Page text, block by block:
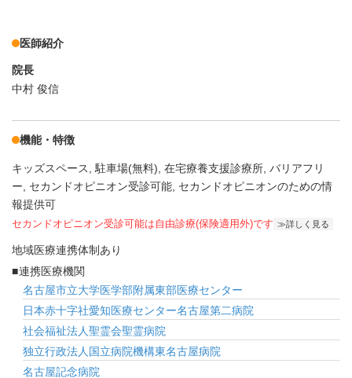
医師紹介
院長
中村 俊信
機能・特徴
キッズスペース 駐車場(無料) 在宅療養支援診療所 バリアフリ
ー
セカンドオピニオン受診可能 セカンドオピニオンのための情
報提供可
セカンドオピニオン受診可能は自由診療(保険適用外)です 詳しく見る
地域医療連携体制あり
連携医療機関
名古屋市立大学医学部附属東部医療センター
日本赤十字社愛知医療センター名古屋第二病院
社会福祉法人聖霊会聖霊病院
独立行政法人国立病院機構東名古屋病院
名古屋記念病院